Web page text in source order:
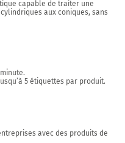
capable de traiter une
aux coniques, sans
5 étiquettes par produit.
avec des produits de